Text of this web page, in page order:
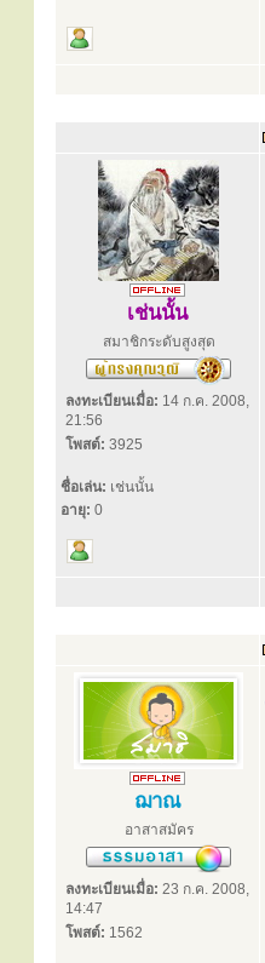
เช่นนั้น
สมาชิกระดับสูงสุด
ลงทะเบียนเมื่อ: 14 ก.ค. 2008,
21:56
โพสต์: 3925
ชื่อเล่น: เช่นนั้น
อายุ: 0
ฌาณ
อาสาสมัคร
ลงทะเบียนเมื่อ: 23 ก.ค. 2008,
14:47
โพสต์: 1562